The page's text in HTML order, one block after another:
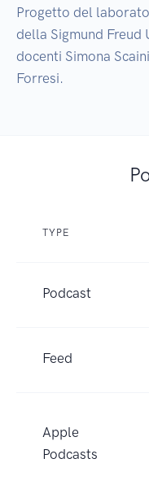
Progetto del
della Sigmund Freud
docenti Simona
TYPE
Podcast
Feed
Apple
Podcasts